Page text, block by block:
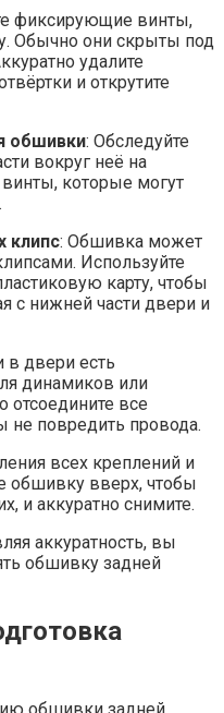
фиксирующие винты,
Обычно они скрыты под
удалите
и открутите
обшивки: Обследуйте
вокруг неё на
винты, которые могут
клипс: Обшивка может
Используйте
карту, чтобы
с нижней части двери и
в двери есть
динамиков или
отсоедините все
не повредить провода.
всех креплений и
обшивку вверх, чтобы
и аккуратно снимите.
аккуратность, вы
обшивку задней